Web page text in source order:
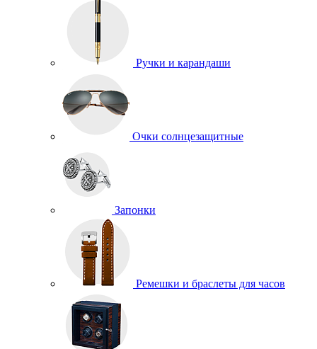
Ручки и карандаши
Очки солнцезащитные
Запонки
Ремешки и браслеты для часов